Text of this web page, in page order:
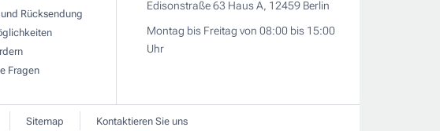
Rücksendung
Fragen
Edisonstraße 63 Haus A, 12459 Berlin
Montag bis Freitag von 08:00 bis 15:00
Uhr
Sitemap Kontaktieren Sie uns